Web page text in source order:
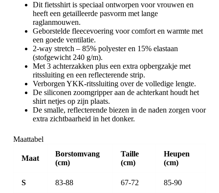
Dit fietsshirt is speciaal ontworpen voor vrouwen en
heeft een getailleerde pasvorm met lange
raglanmouwen.
Geborstelde fleecevoering voor comfort en warmte met
een goede ventilatie.
2-way stretch – 85% polyester en 15% elastaan
(stofgewicht 240 g/m).
Met 3 achterzakken plus een extra opbergzakje met
ritssluiting en een reflecterende strip.
Verborgen YKK-ritssluiting over de volledige lengte.
De siliconen zoomgripper aan de achterkant houdt het
shirt netjes op zijn plaats.
De smalle, reflecterende biezen in de naden zorgen voor
extra zichtbaarheid in het donker.
Maattabel
Maat
Borstomvang
(cm)
Taille
(cm)
Heupen
(cm)
S 83-88 67-72 85-90